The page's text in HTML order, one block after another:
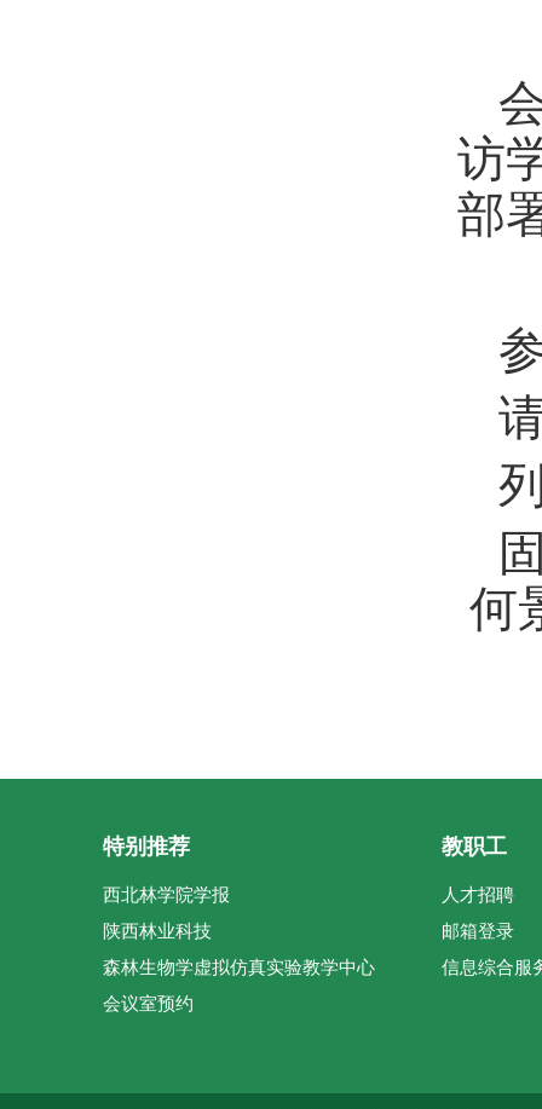
访
部
何
特别推荐
西北林学院学报
陕西林业科技
森林生物学虚拟仿真实验教学中心
会议室预约
教职工
人才招聘
邮箱登录
信息综合服